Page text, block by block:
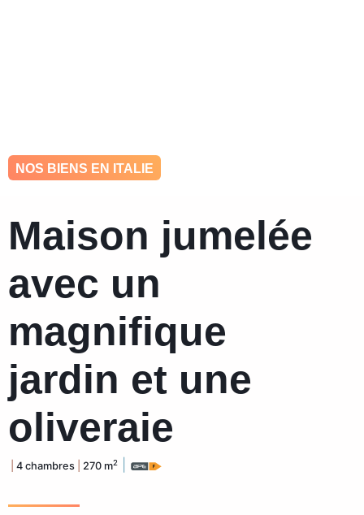
NOS BIENS EN ITALIE
Maison jumelée
avec un
magnifique
jardin et une
oliveraie
4 chambres 270 m2